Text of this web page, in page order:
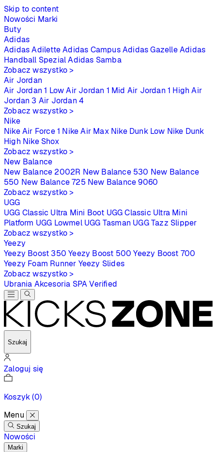
Skip to content
Nowości Marki
Buty
Adidas
Adidas Adilette Adidas Campus Adidas Gazelle Adidas
Handball Spezial Adidas Samba
Zobacz wszystko >
Air Jordan
Air Jordan 1 Low Air Jordan 1 Mid Air Jordan 1 High Air
Jordan 3 Air Jordan 4
Zobacz wszystko >
Nike
Nike Air Force 1 Nike Air Max Nike Dunk Low Nike Dunk
High Nike Shox
Zobacz wszystko >
New Balance
New Balance 2002R New Balance 530 New Balance
550 New Balance 725 New Balance 9060
Zobacz wszystko >
UGG
UGG Classic Ultra Mini Boot UGG Classic Ultra Mini
Platform UGG Lowmel UGG Tasman UGG Tazz Slipper
Zobacz wszystko >
Yeezy
Yeezy Boost 350 Yeezy Boost 500 Yeezy Boost 700
Yeezy Foam Runner Yeezy Slides
Zobacz wszystko >
Ubrania Akcesoria SPAVerified
Szukaj
Zaloguj się
Koszyk(0)
Menu
Szukaj
Nowości
Marki